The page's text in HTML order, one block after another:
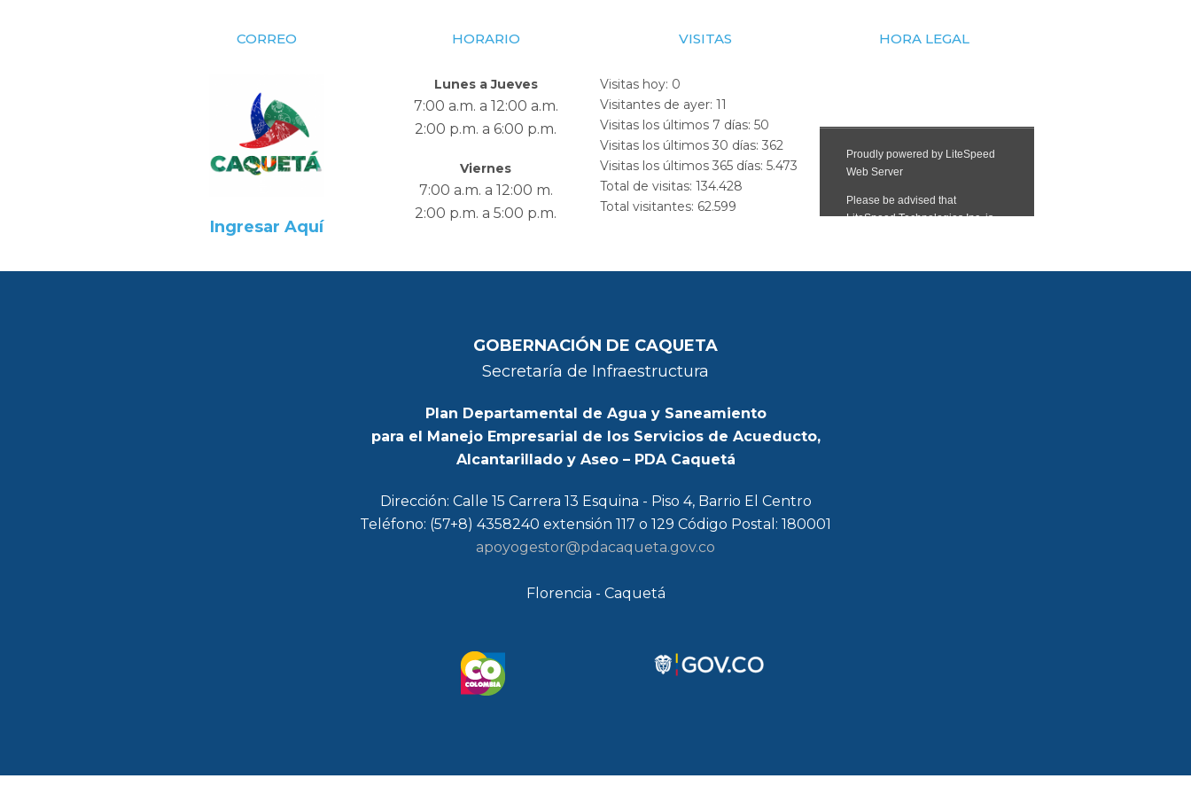
CORREO
Ingresar Aquí
HORARIO
Lunes a Jueves
7:00 a.m. a 12:00 a.m.
2:00 p.m. a 6:00 p.m.
Viernes
7:00 a.m. a 12:00 m.
2:00 p.m. a 5:00 p.m.
VISITAS
Visitas hoy: 0
Visitantes de ayer: 11
Visitas los últimos 7 días: 50
Visitas los últimos 30 días: 362
Visitas los últimos 365 días: 5.473
Total de visitas: 134.428
Total visitantes: 62.599
HORA LEGAL
GOBERNACIÓN DE CAQUETA
Secretaría de Infraestructura
Plan Departamental de Agua y Saneamiento
para el Manejo Empresarial de los Servicios de Acueducto,
Alcantarillado y Aseo – PDA Caquetá
Dirección: Calle 15 Carrera 13 Esquina - Piso 4, Barrio El Centro
Teléfono: (57+8) 4358240 extensión 117 o 129 Código Postal: 180001
apoyogestor@pdacaqueta.gov.co
Florencia - Caquetá